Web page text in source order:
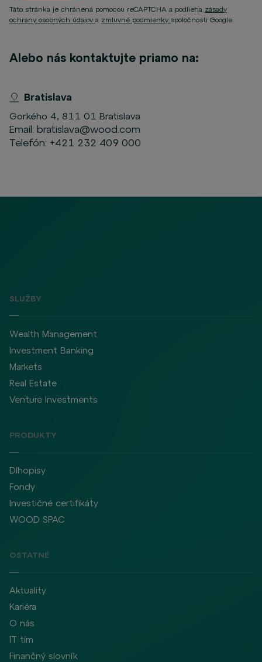
Táto stránka je chránená pomocou reCAPTCHA a podlieha zásady
ochrany osobných údajov a zmluvné podmienky spoločnosti Google.
Alebo nás kontaktujte priamo na:
Bratislava
Gorkého 4, 811 01 Bratislava
Email: bratislava@wood.com
Telefón: +421 232 409 000
SLUŽBY
Wealth Management
Investment Banking
Markets
Real Estate
Venture Investments
PRODUKTY
Dlhopisy
Fondy
Investičné certifikáty
WOOD SPAC
OSTATNÉ
Aktuality
Kariéra
O nás
IT tím
Finančný slovník